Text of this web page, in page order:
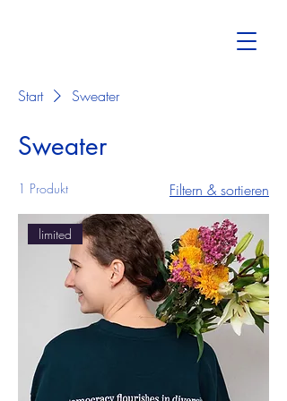
Start Sweater
Sweater
1 Produkt Filtern & sortieren
limited